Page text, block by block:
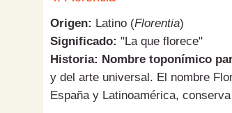
Origen: Latino (Florentia)
Significado: "La que florece"
Historia: Nombre toponímico
y del arte universal. El nombre
España y Latinoamérica,